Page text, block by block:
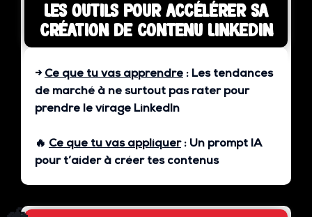
Les outils pour accélérer sa
création de contenu Linkedin
→ Ce que tu vas apprendre : Les tendances
de marché à ne surtout pas rater pour
prendre le virage LinkedIn
🔥 Ce que tu vas appliquer: Un prompt IA
pour t’aider à créer tes contenus